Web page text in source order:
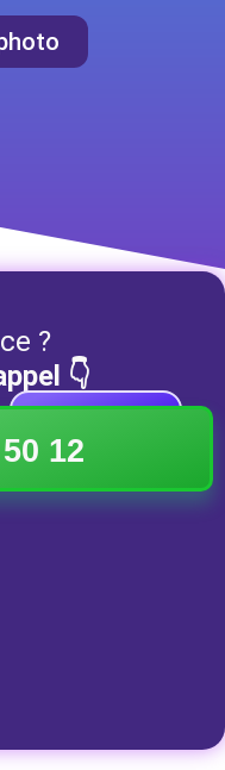
?
👇
12
DISPONIBLE